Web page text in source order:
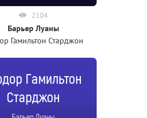
2104
Барьер Луаны
Гамильтон Старджон
Гамильтон
Старджон